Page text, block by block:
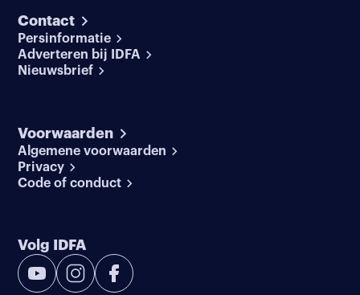
Contact
Persinformatie
Adverteren bij IDFA
Nieuwsbrief
Voorwaarden
Algemene voorwaarden
Privacy
Code of conduct
Volg IDFA